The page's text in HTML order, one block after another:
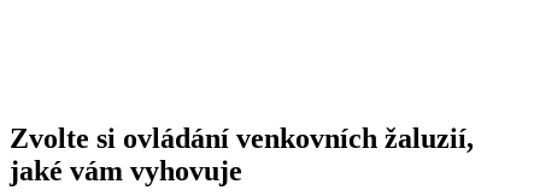
Zvolte si ovládání venkovních žaluzií,
jaké vám vyhovuje